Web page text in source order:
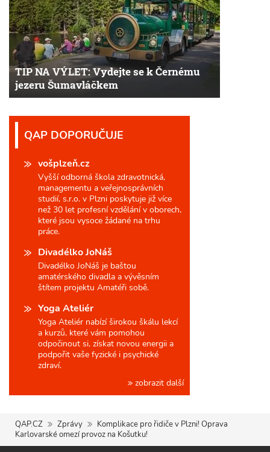
TIP NA VÝLET: Vydejte se k Černému
jezeru Šumavláčkem
QAP DOPORUČUJE
vošplzeň.cz
Vyšší odborná škola zdravotnická,
managementu a veřejnosprávních
studií, s.r.o. v Plzni poskytuje již více
než 30 let profesní vzdělání v oborech,
které jsou vysoce žádané na trhu
práce.
Divadélko JoNáš
Divadélko JoNáš je baštou
amatérského divadla a vývěsním
štítem projektu Amatéři sobě.
Yoga Ateliér
Yoga Ateliér nabízí širokou škálu lekcí
a kurzů, které vám pomohou
odpočinout si, získat novou energii a
podpořit vaše fyzické i psychické
zdraví.
zobrazit další
QAP.CZ Zprávy
Komplikace pro řidiče v Plzni! Oprava
Karlovarské omezí provoz na Košutku!